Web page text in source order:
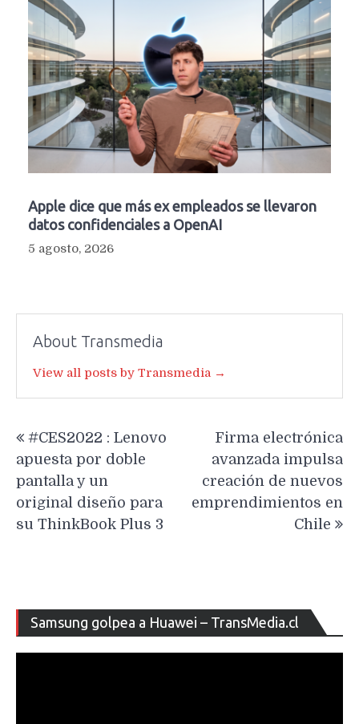
Apple dice que más ex empleados se llevaron
datos confidenciales a OpenAI
5 agosto, 2026
About Transmedia
View all posts by Transmedia →
de
entradas
#CES2022 : Lenovo
apuesta por doble
pantalla y un
original diseño para
su ThinkBook Plus 3
Firma electrónica
avanzada impulsa
creación de nuevos
emprendimientos en
Chile
Samsung golpea a Huawei – TransMedia.cl
de